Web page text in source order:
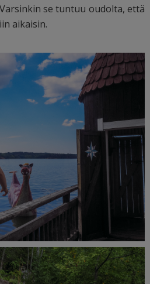
se tuntuu oudolta, että
aikaisin.